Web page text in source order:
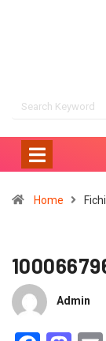
Home
Admin